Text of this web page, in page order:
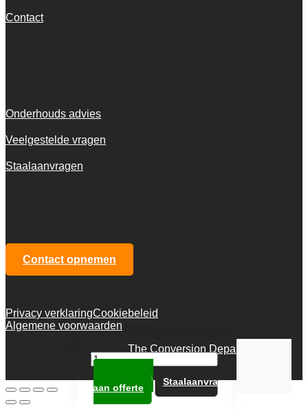
Lino
Art
Moon
50238
aantal
Staalaanvraag
Toevoegen
aan offerte
Contact
Onderhouds advies
Veelgestelde vragen
Staalaanvragen
Contact opnemen
Privacy verklaringCookiebeleid
Algemene voorwaarden
The Conversion Department